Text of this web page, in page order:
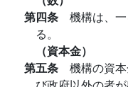
第四条 機構は、
る。
（資本金）
第五条 機構の資